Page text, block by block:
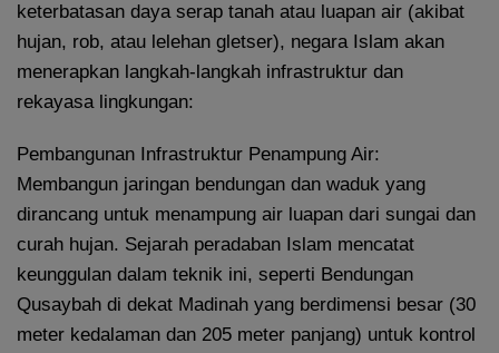
keterbatasan daya serap tanah atau luapan air (akibat
hujan, rob, atau lelehan gletser), negara Islam akan
menerapkan langkah-langkah infrastruktur dan
rekayasa lingkungan:
Pembangunan Infrastruktur Penampung Air:
Membangun jaringan bendungan dan waduk yang
dirancang untuk menampung air luapan dari sungai dan
curah hujan. Sejarah peradaban Islam mencatat
keunggulan dalam teknik ini, seperti Bendungan
Qusaybah di dekat Madinah yang berdimensi besar (30
meter kedalaman dan 205 meter panjang) untuk kontrol